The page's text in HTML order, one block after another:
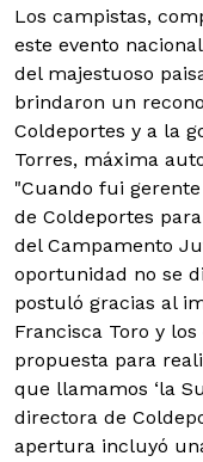
Los campistas,
este evento
del majestuoso
brindaron un
Coldeportes y a la
Torres, máxima
"Cuando fui
de Coldeportes
del Campamento
oportunidad no se
postuló gracias al
Francisca Toro y
propuesta para
que llamamos ‘la
directora de
apertura incluyó